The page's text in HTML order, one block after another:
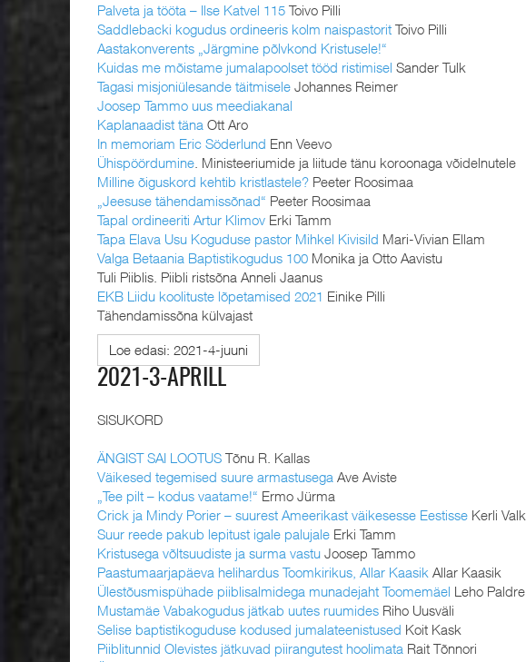
Palveta ja tööta – Ilse Katvel 115 Toivo Pilli
Saddlebacki kogudus ordineeris kolm naispastorit Toivo Pilli
Aastakonverents „Järgmine põlvkond Kristusele!“
Kuidas me mõistame jumalapoolset tööd ristimisel Sander Tulk
Tagasi misjoniülesande täitmisele Johannes Reimer
Joosep Tammo uus meediakanal
Kaplanaadist täna Ott Aro
In memoriam Eric Söderlund Enn Veevo
Ühispöördumine . Ministeeriumide ja liitude tänu koroonaga võidelnutele
Milline õiguskord kehtib kristlastele? Peeter Roosimaa
„Jeesuse tähendamissõnad“ Peeter Roosimaa
Tapal ordineeriti Artur Klimov Erki Tamm
Tapa Elava Usu Koguduse pastor Mihkel Kivisild Mari-Vivian Ellam
Valga Betaania Baptistikogudus 100 Monika ja Otto Aavistu
Tuli Piiblis. Piibli ristsõna Anneli Jaanus
EKB Liidu koolituste lõpetamised 2021 Einike Pilli
Tähendamissõna külvajast
Loe edasi: 2021-4-juuni
2021-3-APRILL
SISUKORD
ÄNGIST SAI LOOTUS Tõnu R. Kallas
Väikesed tegemised suure armastusega Ave Aviste
„Tee pilt – kodus vaatame!“ Ermo Jürma
Crick ja Mindy Porier – suurest Ameerikast väikesesse Eestisse Kerli Valk
Suur reede pakub lepitust igale palujale Erki Tamm
Kristusega võltsuudiste ja surma vastu Joosep Tammo
Paastumaarjapäeva helihardus Toomkirikus, Allar Kaasik Allar Kaasik
Ülestõusmispühade piiblisalmidega munadejaht Toomemäel Leho Paldre
Mustamäe Vabakogudus jätkab uutes ruumides Riho Uusväli
Selise baptistikoguduse kodused jumalateenistused Koit Kask
Piiblitunnid Olevistes jätkuvad piirangutest hoolimata Rait Tõnnori